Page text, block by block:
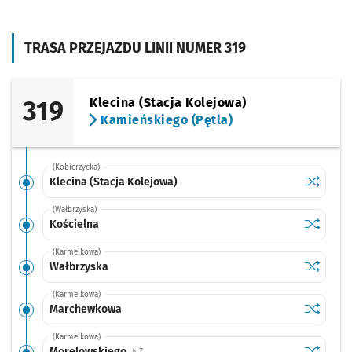
TRASA PRZEJAZDU LINII NUMER 319
319
Klecina (Stacja Kolejowa)
Kamieńskiego (Pętla)
(Kobierzycka)
Klecina (Stacja Kolejowa) Sprawdź
Klecina
(Wałbrzyska)
Kościelna Sprawdź
(Karmelkowa)
Wałbrzyska Sprawdź
(Karmelkowa)
Marchewkowa Sprawdź
(Karmelkowa)